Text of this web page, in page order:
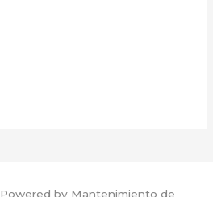
by Mantenimiento de